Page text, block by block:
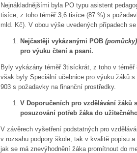
Nejnákladnějšími byla PO typu asistent
tisíce, z toho téměř 3,6 tisíce (87 %) s
mld. Kč). V obou výše uvedených případech
Nejčastěji vykázanými POB (pomůcky)
pro výuku čtení a psaní.
Byly vykázány téměř 3tisíckrát, z toho v
však byly Speciální učebnice pro výuku žáků
903 s požadavky na finanční prostředky.
V Doporučeních pro vzdělávání žáků
posuzování potřeb žáka do
V závěrech vyšetření podstatných pro
v rozsahu podpory škole, tak v kvalitě popisu
jak se má znevýhodnění žáka promítnout do